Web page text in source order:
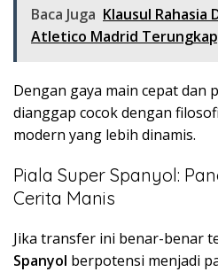
Baca Juga Klausul Rahasia
Atletico Madrid
Dengan gaya main cepat dan
dianggap cocok dengan
modern yang lebih dinamis.
Piala Super Spanyol:
Cerita Manis
Jika transfer ini benar-benar
Spanyol berpotensi menjadi